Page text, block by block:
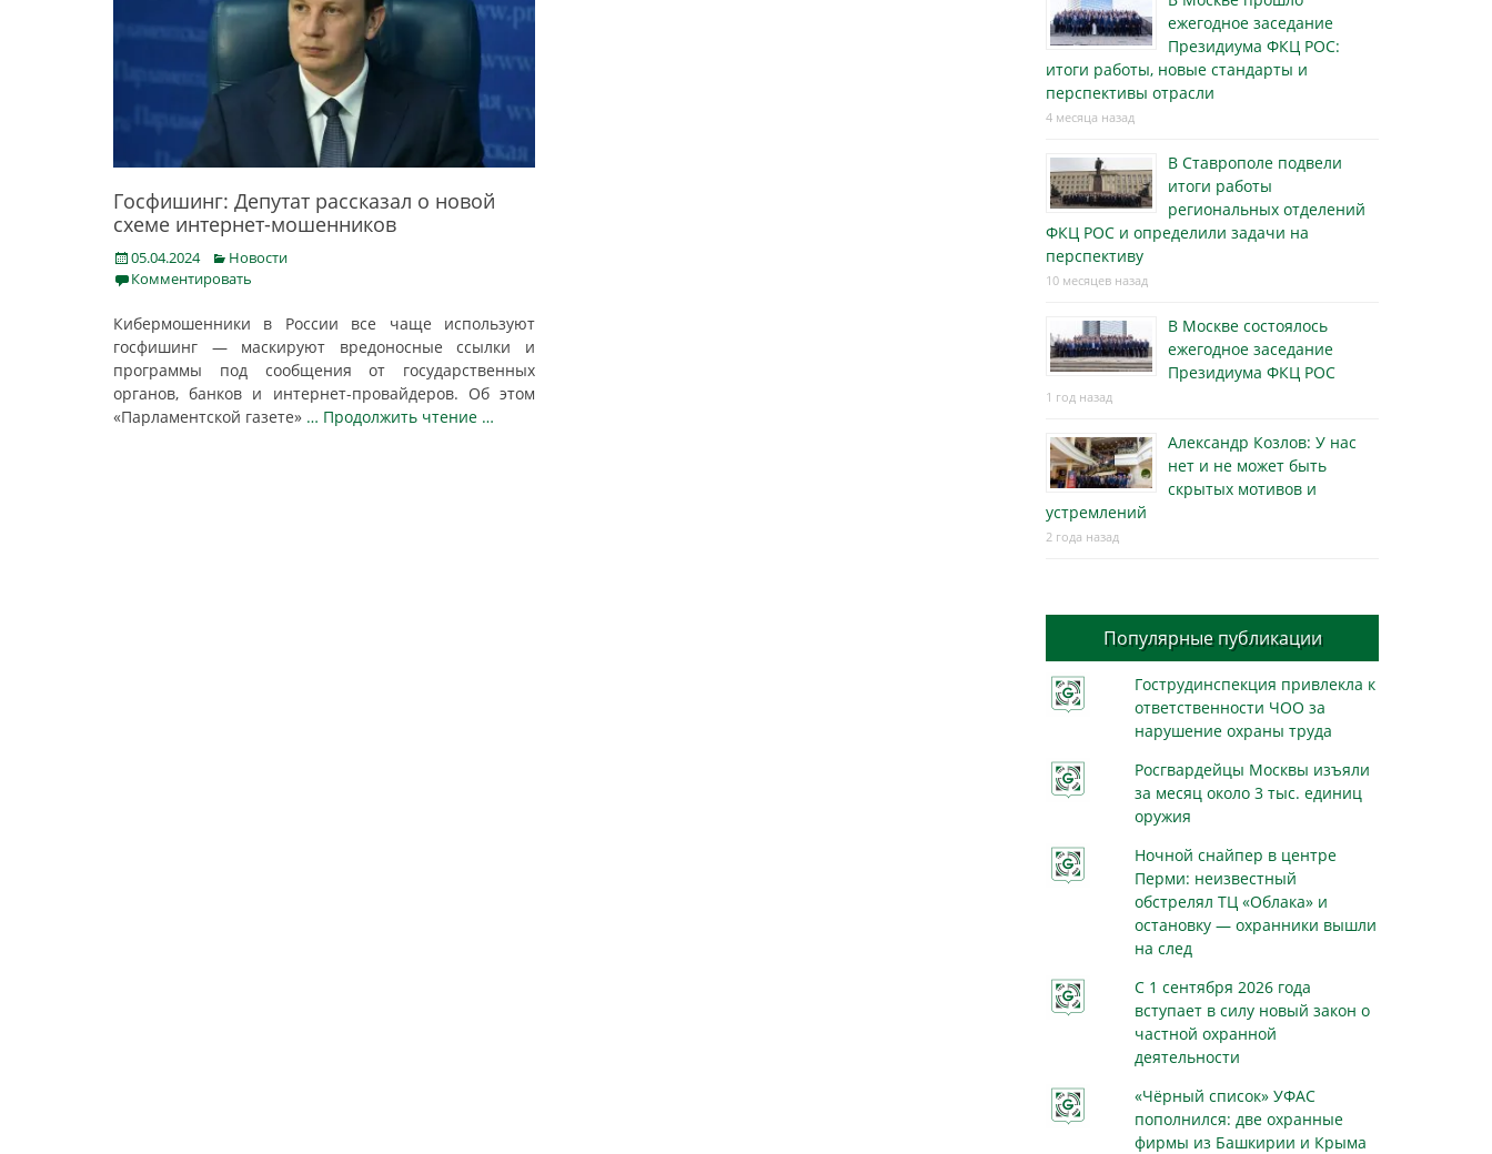
Госфишинг: Депутат рассказал о новой
схеме интернет-мошенников
Posted
on
05.04.2024 Categories
Новости
Комментировать
Кибермошенники в России все чаще используют
госфишинг — маскируют вредоносные ссылки и
программы под сообщения от государственных
органов, банков и интернет-провайдеров. Об этом
«Парламентской газете» … Продолжить чтение …
ежегодное заседание
Президиума ФКЦ РОС:
итоги работы, новые стандарты и
перспективы отрасли
4 месяца назад
В Ставрополе подвели
итоги работы
региональных отделений
ФКЦ РОС и определили задачи на
перспективу
10 месяцев назад
В Москве состоялось
ежегодное заседание
Президиума ФКЦ РОС
1 год назад
Александр Козлов: У нас
нет и не может быть
скрытых мотивов и
устремлений
2 года назад
Популярные публикации
Гострудинспекция привлекла к
ответственности ЧОО за
нарушение охраны труда
Росгвардейцы Москвы изъяли
за месяц около 3 тыс. единиц
оружия
Ночной снайпер в центре
Перми: неизвестный
обстрелял ТЦ «Облака» и
остановку — охранники вышли
на след
С 1 сентября 2026 года
вступает в силу новый закон о
частной охранной
деятельности
«Чёрный список» УФАС
пополнился: две охранные
фирмы из Башкирии и Крыма